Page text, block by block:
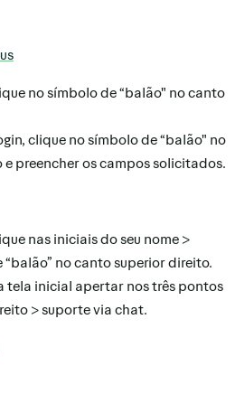
no símbolo de “balão" no canto
clique no símbolo de “balão" no
preencher os campos solicitados.
nas iniciais do seu nome >
no canto superior direito.
tela inicial apertar nos três pontos
> suporte via chat.